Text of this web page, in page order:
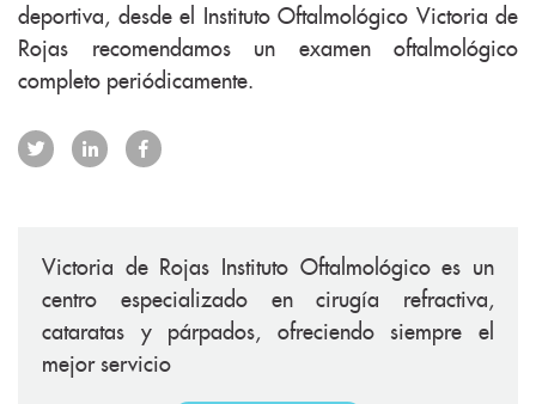
deportiva, desde el Instituto Oftalmológico Victoria de
Rojas recomendamos un examen oftalmológico
completo periódicamente.
Victoria de Rojas Instituto Oftalmológico es un
centro especializado en cirugía refractiva,
cataratas y párpados, ofreciendo siempre el
mejor servicio